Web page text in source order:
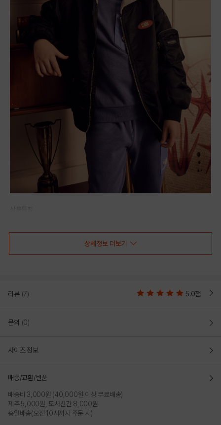
-소매에 입체 포켓과 금속 지퍼, NBA 직조 라벨로 고급스러운 디자인 포인트를 준
상세정보 더보기
리뷰 (7) 5.0점
문의 (0)
사이즈 정보
배송/교환/반품
배송비 3,000원 (40,000원 이상 무료배송)
제주 5,000원, 도서산간 8,000원
총알배송(오전 10시까지 주문 시)